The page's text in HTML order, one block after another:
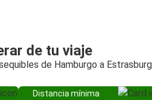
de tu viaje
de Hamburgo a
Distancia mínima